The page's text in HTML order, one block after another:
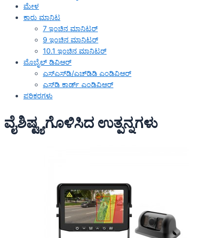
ಮೇಳ
ಕಾರು ಮಾನಿಟ
7 ಇಂಚಿನ ಮಾನಿಟರ್
9 ಇಂಚಿನ ಮಾನಿಟರ್
10.1 ಇಂಚಿನ ಮಾನಿಟರ್
ಮೊಬೈಲ್ ಡಿವಿಆರ್
ಎಸ್‌ಎಸ್‌ಡಿ/ಎಚ್‌ಡಿಡಿ ಎಂಡಿವಿಆರ್
ಎಸ್‌ಡಿ ಕಾರ್ಡ್ ಎಂಡಿವಿಆರ್
ಪರಿಕರಗಳು
ವೈಶಿಷ್ಟ್ಯಗೊಳಿಸಿದ ಉತ್ಪನ್ನಗಳು